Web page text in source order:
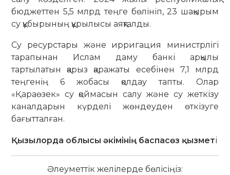
бюджеттен 5,5 млрд теңге бөлініп, 23 шақырым
су құбырының құрылысы аяқталды.
Су ресурстары және ирригация министрлігі
тарапынан Ислам даму банкі арқылы
тартылатын қарыз қаражаты есебінен 7,1 млрд
теңгенің 6 жобасы қолдау тапты. Олар
«Қараөзек» су қоймасын салу және су жеткізу
каналдарын күрделі жөндеуден өткізуге
бағытталған.
Қызылорда облысы әкімінің баспасөз қызметі
Әлеуметтік желілерде бөлісіңіз: